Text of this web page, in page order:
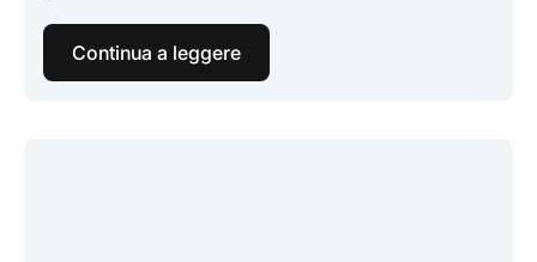
Continua a leggere